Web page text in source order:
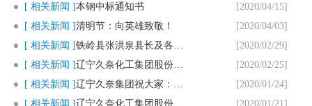
[ 相关新闻 ]本钢中标通知书
[2020/04/15]
[ 相关新闻 ]清明节：向英雄致敬！
[2020/04/03]
[ 相关新闻 ]
[2020/02/29]
[ 相关新闻 ]
[2020/02/25]
[ 相关新闻 ]
[2020/01/24]
[ 相关新闻 ]
[2020/01/21]